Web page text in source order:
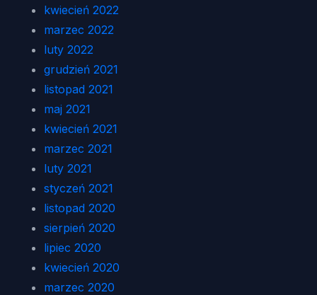
kwiecień 2022
marzec 2022
luty 2022
grudzień 2021
listopad 2021
maj 2021
kwiecień 2021
marzec 2021
luty 2021
styczeń 2021
listopad 2020
sierpień 2020
lipiec 2020
kwiecień 2020
marzec 2020